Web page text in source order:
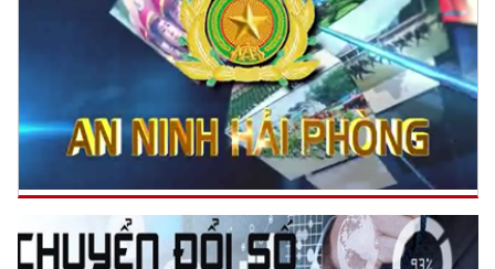
TƯ CÁCH
NGƯỜI CÔNG AN CÁCH MỆNH LÀ:
CẦN, KIỆM, LIÊM, CHÍNH
Đối với đồng sự, phải
THÂN ÁI GIÚP ĐỠ